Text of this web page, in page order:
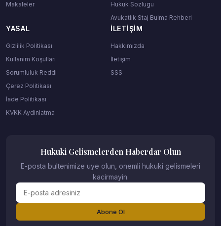
Makaleler
Hukuk Sozlugu
Avukatlık Staj Bulma Rehberi
YASAL
Gizlilik Politikası
Kullanım Koşulları
Sorumluluk Reddi
Çerez Politikası
İade Politikası
KVKK Aydinlatma
İLETIŞIM
Hakkımızda
İletişim
SSS
Hukuki Gelismelerden Haberdar Olun
E-posta bultenimize uye olun, onemli hukuki gelismeleri
kacirmayin.
Abone Ol